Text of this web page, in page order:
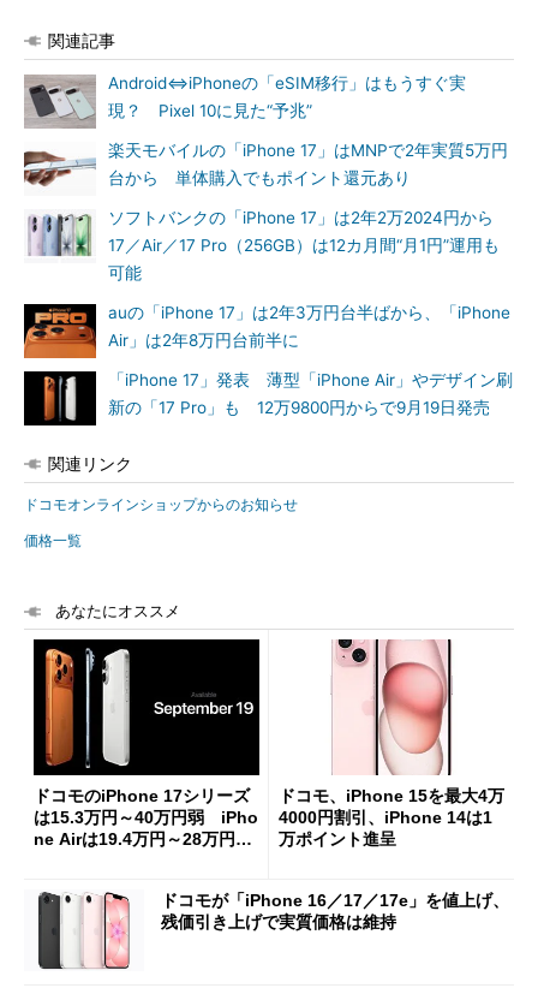
関連記事
Android⇔iPhoneの「eSIM移行」はもうすぐ実
現？ Pixel 10に見た“予兆”
楽天モバイルの「iPhone 17」はMNPで2年実質5万円
台から 単体購入でもポイント還元あり
ソフトバンクの「iPhone 17」は2年2万2024円から
17／Air／17 Pro（256GB）は12カ月間“月1円”運用も
可能
auの「iPhone 17」は2年3万円台半ばから、「iPhone
Air」は2年8万円台前半に
「iPhone 17」発表 薄型「iPhone Air」やデザイン刷
新の「17 Pro」も 12万9800円からで9月19日発売
関連リンク
ドコモオンラインショップからのお知らせ
価格一覧
あなたにオススメ
ドコモのiPhone 17シリーズ
は15.3万円～40万円弱 iPho
ne Airは19.4万円～28万円
ドコモ、iPhone 15を最大4万
4000円割引、iPhone 14は1
万ポイント進呈
ドコモが「iPhone 16／17／17e」を値上げ、
残価引き上げで実質価格は維持